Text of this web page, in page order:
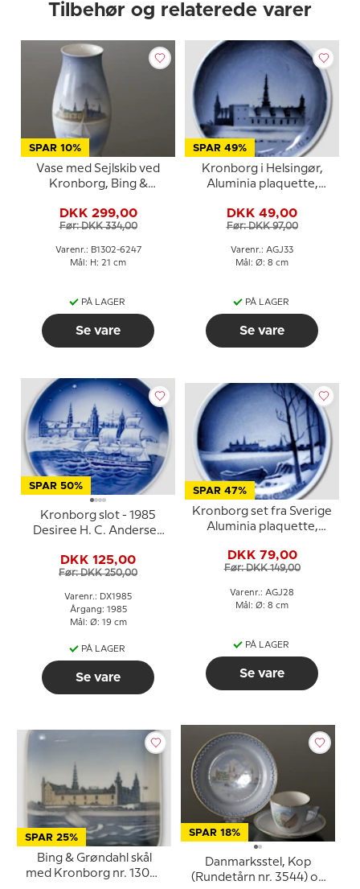
Tilbehør og relaterede varer
SPAR 10%
Vase med Sejlskib ved
Kronborg, Bing &
DKK 299,00
Før: DKK 334,00
Varenr.: B1302-6247
Mål: H: 21 cm
PÅ LAGER
Se vare
SPAR 49%
Kronborg i Helsingør,
Aluminia plaquette,
DKK 49,00
Før: DKK 97,00
Varenr.: AGJ33
Mål: Ø: 8 cm
PÅ LAGER
Se vare
SPAR 50%
Kronborg slot - 1985
Desiree H. C. Andersen
DKK 125,00
Før: DKK 250,00
Varenr.: DX1985
Årgang: 1985
Mål: Ø: 19 cm
PÅ LAGER
Se vare
SPAR 47%
Kronborg set fra Sverige
Aluminia plaquette,
DKK 79,00
Før: DKK 149,00
Varenr.: AGJ28
Mål: Ø: 8 cm
PÅ LAGER
Se vare
SPAR 25%
Bing & Grøndahl skål
med Kronborg nr. 1300-
SPAR 18%
Danmarksstel, Kop
(Rundetårn nr. 3544) og